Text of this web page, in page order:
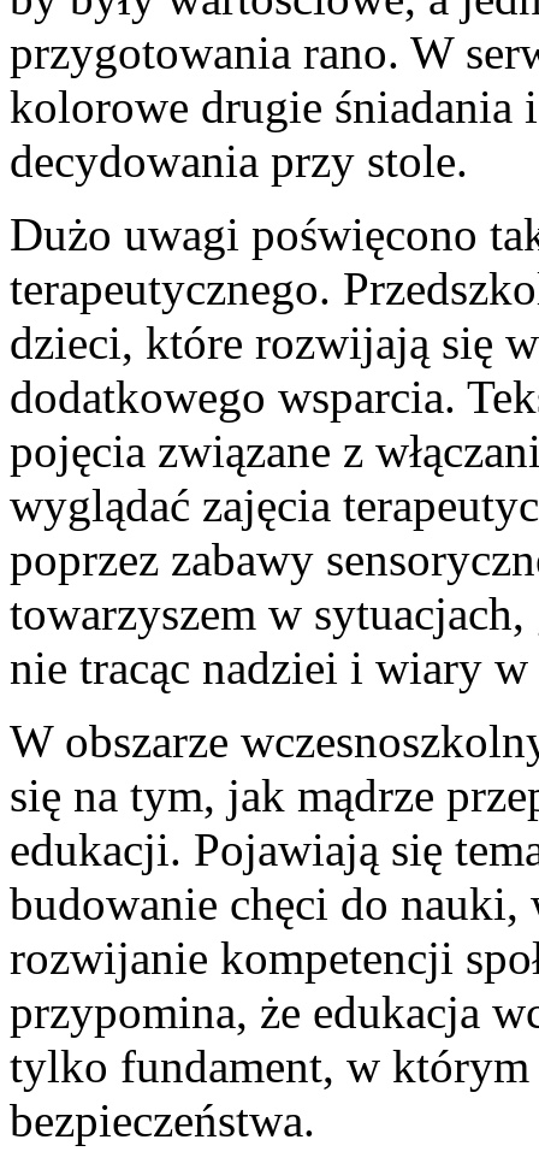
przygotowania rano. W
kolorowe drugie śniadania
decydowania przy stole.
Dużo uwagi poświęcono
terapeutycznego.
dzieci, które rozwijają się
dodatkowego wsparcia.
pojęcia związane z
wyglądać zajęcia
poprzez zabawy
towarzyszem w
nie tracąc nadziei i wiary w
W obszarze
się na tym, jak mądrze
edukacji. Pojawiają się
budowanie chęci do nauki,
rozwijanie kompetencji
przypomina, że edukacja
tylko fundament, w
bezpieczeństwa.